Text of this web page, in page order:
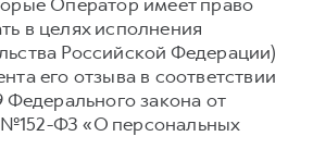
в целях исполнения
Российской Федерации)
его отзыва в соответствии
Федерального закона от
№152-ФЗ «О персональных